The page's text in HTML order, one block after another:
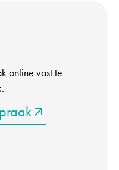
online vast te